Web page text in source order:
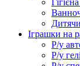
Іграшки на
Р/у
Р/у